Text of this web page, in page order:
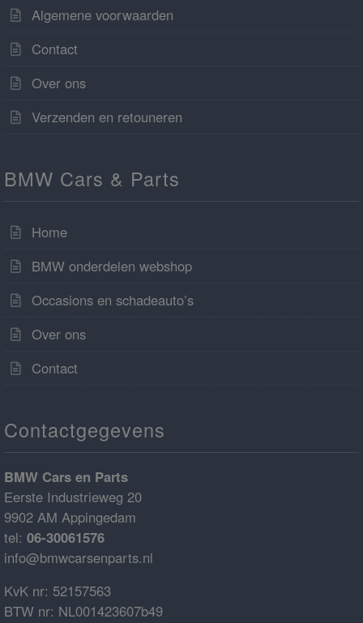
Algemene voorwaarden
Contact
Over ons
Verzenden en retouneren
BMW Cars & Parts
Home
BMW onderdelen webshop
Occasions en schadeauto’s
Over ons
Contact
Contactgegevens
BMW Cars en Parts
Eerste Industrieweg 20
9902 AM Appingedam
tel: 06-30061576
info@bmwcarsenparts.nl
KvK nr: 52157563
BTW nr: NL001423607b49